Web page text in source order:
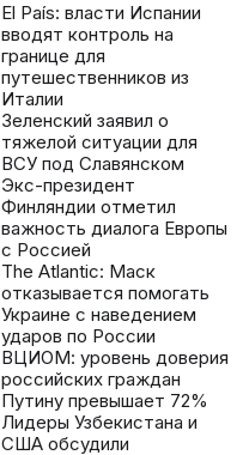
El País: власти Испании
вводят контроль на
границе для
путешественников из
Италии
Зеленский заявил о
тяжелой ситуации для
ВСУ под Славянском
Экс-президент
Финляндии отметил
важность диалога Европы
с Россией
The Atlantic: Маск
отказывается помогать
Украине с наведением
ударов по России
ВЦИОМ: уровень доверия
российских граждан
Путину превышает 72%
Лидеры Узбекистана и
США обсудили